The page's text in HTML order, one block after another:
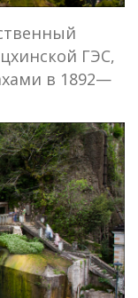
ГЭС,
в 1892—